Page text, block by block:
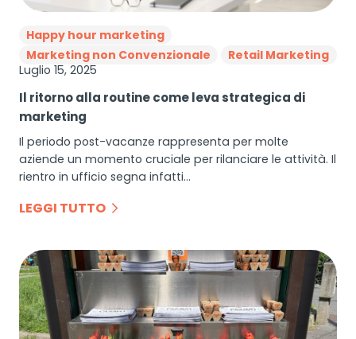
Happy hour marketing
Marketing non Convenzionale
Retail Marketing
Luglio 15, 2025
Il ritorno alla routine come leva strategica di
marketing
Il periodo post-vacanze rappresenta per molte
aziende un momento cruciale per rilanciare le attività. Il
rientro in ufficio segna infatti…
LEGGI TUTTO